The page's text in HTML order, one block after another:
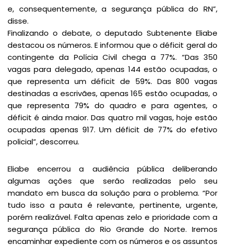
e, consequentemente, a segurança pública do RN”,
disse.
Finalizando o debate, o deputado Subtenente Eliabe
destacou os números. E informou que o déficit geral do
contingente da Polícia Civil chega a 77%. “Das 350
vagas para delegado, apenas 144 estão ocupadas, o
que representa um déficit de 59%. Das 800 vagas
destinadas a escrivães, apenas 165 estão ocupadas, o
que representa 79% do quadro e para agentes, o
déficit é ainda maior. Das quatro mil vagas, hoje estão
ocupadas apenas 917. Um déficit de 77% do efetivo
policial”, descorreu.
Eliabe encerrou a audiência pública deliberando
algumas ações que serão realizadas pelo seu
mandato em busca da solução para o problema. “Por
tudo isso a pauta é relevante, pertinente, urgente,
porém realizável. Falta apenas zelo e prioridade com a
segurança pública do Rio Grande do Norte. Iremos
encaminhar expediente com os números e os assuntos